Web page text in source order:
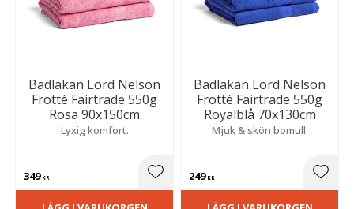
Badlakan Lord Nelson
Frotté Fairtrade 550g
Rosa 90x150cm
Lyxig komfort.
349KR Lägg till i favoriter
Badlakan Lord Nelson
Frotté Fairtrade 550g
Royalblå 70x130cm
Mjuk & skön bomull.
249KR